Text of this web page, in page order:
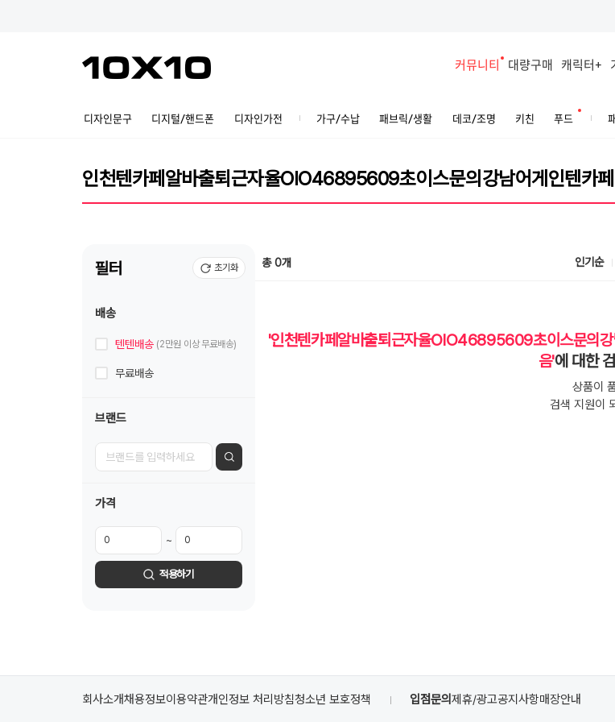
커뮤니티 대량구매 캐릭터+
디자인문구 디지털/핸드폰 디자인가전 가구/수납 패브릭/생활 데코/조명 키친 푸드
필터 초기화
배송
텐텐배송 (2만원 이상 무료배송)
무료배송
브랜드
가격
~
적용하기
총 0개 인기순
'인천텐카페알바출퇴근자율OlO46895609초이스문의강
음'에 대한
상품이
검색 지원이
회사소개채용정보이용약관개인정보 처리방침청소년 보호정책 입점문의제휴/광고공지사항매장안내